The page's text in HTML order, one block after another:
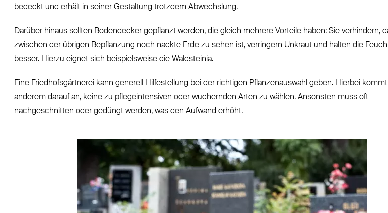
bedeckt und erhält in seiner Gestaltung trotzdem Abwechslung.
Darüber hinaus sollten Bodendecker gepflanzt werden, die gleich mehrere Vorteile haben: Sie verhindern,
zwischen der übrigen Bepflanzung noch nackte Erde zu sehen ist, verringern Unkraut und halten die
besser. Hierzu eignet sich beispielsweise die Waldsteinia.
Eine Friedhofsgärtnerei kann generell Hilfestellung bei der richtigen Pflanzenauswahl geben. Hierbei
anderem darauf an, keine zu pflegeintensiven oder wuchernden Arten zu wählen. Ansonsten muss oft
nachgeschnitten oder gedüngt werden, was den Aufwand erhöht.